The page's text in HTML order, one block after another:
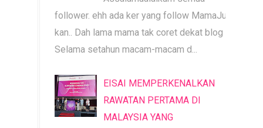
follower. ehh ada ker yang follow MamaJue ni
kan.. Dah lama mama tak coret dekat blog ni.
Selama setahun macam-macam d...
EISAI MEMPERKENALKAN
RAWATAN PERTAMA DI
MALAYSIA YANG